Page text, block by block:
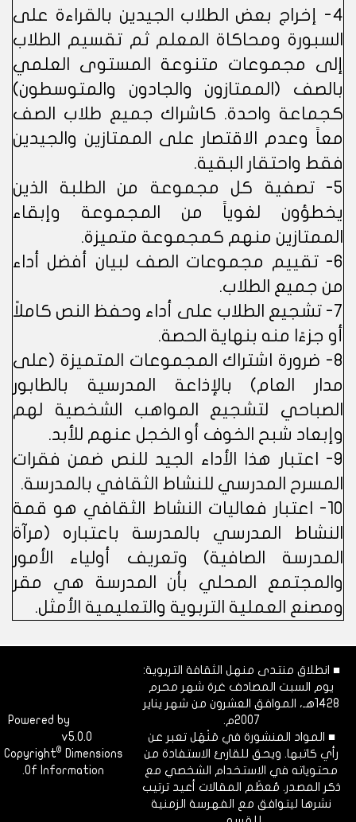
4- إخراج بعض الطلاب الجيدين بالقراءة على
السبورة ومحاكاة المعلم ثم تقسيم الطلاب
إلى مجموعات متنوعة المستوى العلمي
بالصف (الممتازون والجادون والمتوسطون)
كجماعة واحدة. كاشراك جميع طلاب الصف
معاً وعدم الاقتصار على الممتازين والجيدين
فقط واحتقار البقية.
5- تصفية كل مجموعة من الطلبة الذين
يخطؤون لغوياً من المجموعة وإبقاء
الممتازين منهم كمجموعة متميزة.
6- تقييم مجموعات الصف لبيان أفضل أداء
من جميع الطلاب.
7- تشجيع الطلاب على أداء وحفظ النص كاملاً
أو جزءًا منه بنهاية الحصة.
8- ضرورة اشتراك المجموعات المتميزة (على
مدار العام) بالإذاعة المدرسية بالطابور
الصباحي لتشجيع المواهب الشخصية لهم
وإبعاد شبح الخوف أو الخجل عنهم للأبد.
9- اعتبار هذا الأداء الجيد للنص ضمن فقرات
المسرح المدرسي للنشاط الثقافي بالمدرسة.
10- اعتبار فعاليات النشاط الثقافي هو قمة
النشاط المدرسي بالمدرسة باعتباره (مرآة
المدرسة الصافية) وتعريف أولياء الأمور
والمجتمع المحلي بأن المدرسة هي مقر
ومصنع العملية التربوية والتعليمية الأمثل.
■ انطلاق منتدى منهل الثقافة التربوية:
يوم السبت المصادف غرة شهر محرم
1428هـ، الموافق العشرون من شهر يناير
2007م.
■ المواد المنشورة في مَنْهَل تعبر عن
رأي كاتبها. ويحق للقارئ الاستفادة من
محتوياته في الاستخدام الشخصي مع
ذكر المصدر. مُعظَم المقالات أعيد ترتيب
نشرها ليتوافق مع الفهرسة الزمنية
Powered by
v5.0.0
Copyright©
Dimensions
Of Information.